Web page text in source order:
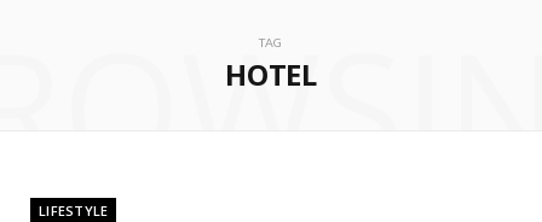
TAG
HOTEL
LIFESTYLE